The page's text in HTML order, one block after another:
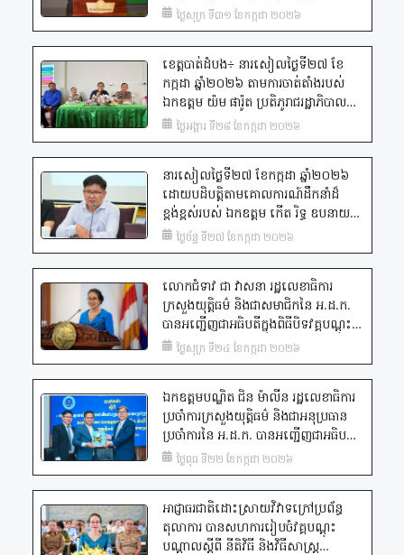
ស្រាយវិវាទ វគ្គ២ ជូនដល់និយ័តករសន្តិសុខ
សង្គម ដែលមានរយៈពេល ៣ ថ្ងៃ។
ថ្ងៃសុក្រ ទី៣១ ខែកក្កដា ២០២៦
ខេត្តបាត់ដំបង÷ នារសៀលថ្ងៃទី២៧ ខែ
កក្កដា ឆ្នាំ២០២៦ តាមការចាត់តាំងរបស់
ឯកឧត្តម យ៉ម ផារ៉ូត ប្រតិភូរាជរដ្ឋាភិបាល
និងជាអគ្គលេខាធិការនៃ អ.ដ.ក., ឯកឧត្តម
សុខ បូរ៉ា អគ្គលេខាធិការរងនៃ អ.ដ.ក. បាន
ដឹកនាំក្រុមការងារចុះផ្សព្វផ្សាយអំពី
បេសកកម្មរបស់អាជ្ញាធរជាតិដោះស្រាយ
វិវាទក្រៅប្រព័ន្ធតុលាការ ដល់អាជ្ញាធរមូល
ដ្ឋានភូមិ-ឃុំ នរគបាលប៉ុស្តិរដ្ឋបាល និង
ការិយាល័យជំនាញក្នុងស្រុកសង្កែ នៃខេត្ត
បាត់ដំបង សរុបប្រមាណ ៨០នាក់។
ថ្ងៃអង្គារ ទី២៨ ខែកក្កដា ២០២៦
នារសៀលថ្ងៃទី២៧ ខែកក្កដា ឆ្នាំ២០២៦
ដោយបដិបត្តិតាមគោលការណ៍ដឹកនាំដ៏
ខ្ពង់ខ្ពស់​របស់ ឯកឧត្តម កើត រិទ្ធ ឧបនាយក
រដ្ឋមន្ត្រី រដ្ឋមន្ត្រីក្រសួងយុត្តិធម៌ និងជាប្រធាន
អ.ដ.ក., ឯកឧត្តម យ៉ម ផារ៉ូត ប្រតិភូរាជ
រដ្ឋាភិបាល និងជាអគ្គលេខាធិការនៃ អ.ដ.ក.
បានអញ្ជើញដឹកនាំកិច្ចប្រជុំពិនិត្យវឌ្ឍនភាព
នៃចំណាត់ការសំណុំរឿងក្នុងក្របខ័ណ្ឌនៃ
អ.ដ.ក. ក្នុងត្រីមាសទី១ ឆ្នាំ២០២៦ និង
កំណត់ទិសដៅការងារបន្ត​ ដោយក្នុងនោះ​
អង្គប្រជុំបានពិនិត្យ​ និងពិភាក្សា​លេីចំណុច
សំខាន់ៗ​ មួយចំនួន​ :
ថ្ងៃច័ន្ទ ទី២៧ ខែកក្កដា ២០២៦
លោកជំទាវ ជា វាសនា រដ្ឋលេខាធិការ
ក្រសួងយុត្តិធម៌ និងជាសមាជិកនៃ អ.ដ.ក.
បានអញ្ជើញជាអធិបតីក្នុងពិធីបិទវគ្គបណ្តុះ
បណ្តាល ស្តីពី នីតិវិធី និងវិធីសាស្រ្ត
សម្រុះសម្រួលផ្សះផ្សាវិវាទក្រៅប្រព័ន្ធ
តុលាការ និងប្រគល់នូវវិញ្ញាបនប័ត្របញ្ជាក់
ការសិក្សា ជូនដល់សិក្ខាកាមជាមន្ត្រីនៃ
រដ្ឋបាលសាលារាជធានី ខណ្ឌដូនពេញ ខណ្ឌ
កំបូល ខណ្ឌជ្រោយចង្វារ ខណ្ឌដង្កោ ក្នុង
រាជធានីភ្នំពេញ
ថ្ងៃសុក្រ ទី២៤ ខែកក្កដា ២០២៦
ឯកឧត្តមបណ្ឌិត ជិន ម៉ាលីន រដ្ឋលេខាធិការ
ប្រចាំការក្រសួងយុត្តិធម៌ និងជាអនុប្រធាន
ប្រចាំការនៃ អ.ដ.ក. បានអញ្ជើញជាអធិបតី
ក្នុងការធ្វើបាឋកថា ស្តីពីបេសកកម្មរបស់
អាជ្ញាធរជាតិដោះស្រាយវិវាទក្រៅប្រព័ន្ធ
តុលាការ ដល់សិស្សមន្ត្រី-កម្មសិក្សាការីនៅ
សាលាភូមិន្ទរដ្ឋបាល
ថ្ងៃពុធ ទី២២ ខែកក្កដា ២០២៦
អាជ្ញាធរជាតិដោះស្រាយវិវាទក្រៅប្រព័ន្ធ
តុលាការ បានសហការរៀបចំវគ្គបណ្តុះ
បណ្តាលស្តីពី នីតិវិធី និងវិធីសាស្រ្ត